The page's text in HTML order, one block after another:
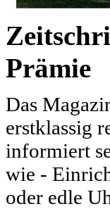
Prämie
Das
erstklassig
informiert
wie -
oder edle